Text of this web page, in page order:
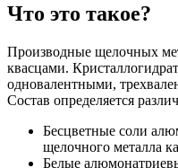
Что это такое?
Производные щелочных
квасцами.
одновалентными,
Состав определяется
Бесцветные соли
щелочного металла
Белые